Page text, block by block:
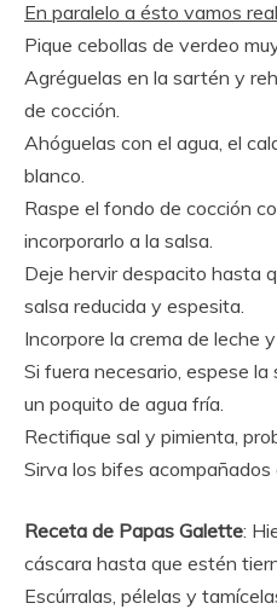
En paralelo a ésto vamos
Pique cebollas de verdeo
Agréguelas en la sartén y
de cocción.
Ahóguelas con el agua, el
blanco.
Raspe el fondo de cocción
incorporarlo a la salsa.
Deje hervir despacito hasta
salsa reducida y espesita.
Incorpore la crema de leche
Si fuera necesario, espese
un poquito de agua fría.
Rectifique sal y pimienta,
Sirva los bifes
Receta de Papas Galette:
cáscara hasta que estén
Escúrralas, pélelas y